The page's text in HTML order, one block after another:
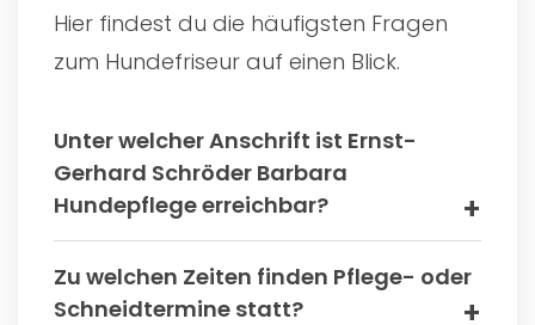
Hier findest du die häufigsten Fragen
zum Hundefriseur auf einen Blick.
Unter welcher Anschrift ist Ernst-
Gerhard Schröder Barbara
Hundepflege erreichbar?
Zu welchen Zeiten finden Pflege- oder
Schneidtermine statt?